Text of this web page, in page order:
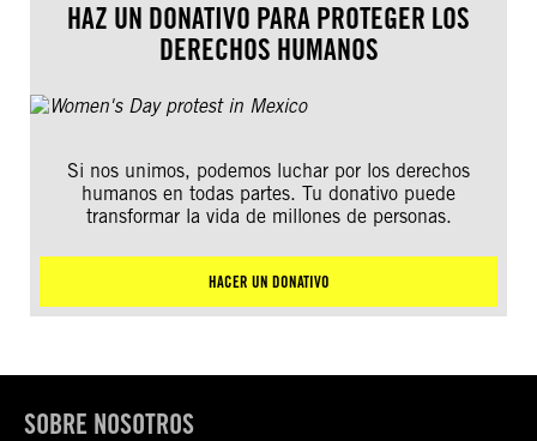
HAZ UN DONATIVO PARA PROTEGER LOS
DERECHOS HUMANOS
Si nos unimos, podemos luchar por los derechos
humanos en todas partes. Tu donativo puede
transformar la vida de millones de personas.
HACER UN DONATIVO
SOBRE NOSOTROS